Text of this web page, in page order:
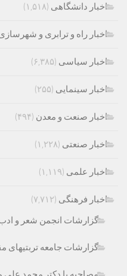
اخبار دانشگاهی (۱,۵۱۸)
اخبار راه و ترابری و
اخبار سیاسی (۶,۳۸۵)
اخبار سینمایی (۲۵۵)
اخبار صنعت و معدن (۴۹۴)
اخبار صنعتی (۱,۲۲۸)
اخبار علمی (۱,۱۱۹)
اخبار فرهنگی (۷,۷۱۲)
گزارشات انجمن شعر و
گزارشات جامعه تربتیهای